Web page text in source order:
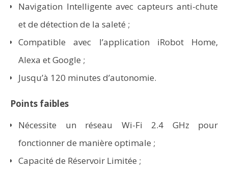
Navigation Intelligente avec capteurs anti-chute
et de détection de la saleté ;
Compatible avec l’application iRobot Home,
Alexa et Google ;
Jusqu’à 120 minutes d’autonomie.
Points faibles
Nécessite un réseau Wi-Fi 2.4 GHz pour
fonctionner de manière optimale ;
Capacité de Réservoir Limitée ;